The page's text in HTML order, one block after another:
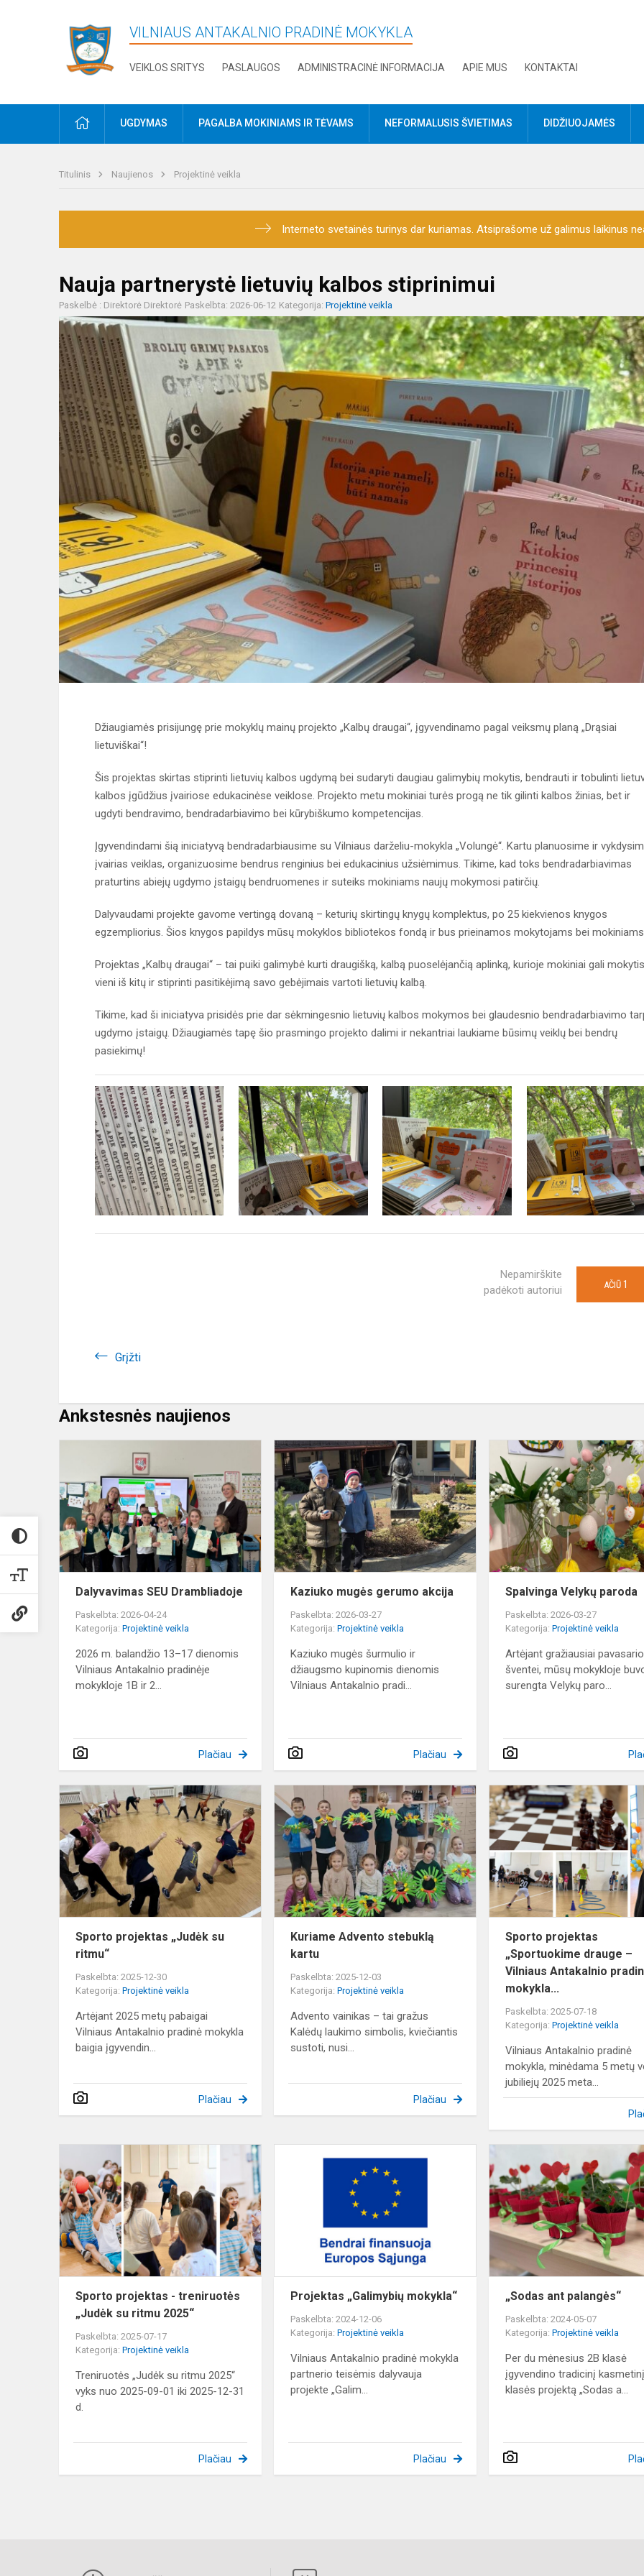
VILNIAUS ANTAKALNIO PRADINĖ MOKYKLA
VEIKLOS SRITYS PASLAUGOS ADMINISTRACINĖ INFORMACIJA APIE MUS KONTAKTAI
PRADŽIAUGDYMAS PAGALBA MOKINIAMS IR TĖVAMS NEFORMALUSIS ŠVIETIMAS DIDŽIUOJAMĖS
Titulinis Naujienos Projektinė veikla
Interneto svetainės turinys dar kuriamas. Atsiprašome už galimus laikinus
Nauja partnerystė lietuvių kalbos stiprinimui
Paskelbė : Direktorė Direktorė Paskelbta: 2026-06-12 Kategorija: Projektinė veikla
Džiaugiamės prisijungę prie mokyklų mainų projekto „Kalbų draugai“, įgyvendinamo pagal veiksmų planą „Drąsiai
lietuviškai“!
Šis projektas skirtas stiprinti lietuvių kalbos ugdymą bei sudaryti daugiau galimybių mokytis, bendrauti ir tobulinti
kalbos įgūdžius įvairiose edukacinėse veiklose. Projekto metu mokiniai turės progą ne tik gilinti kalbos žinias, bet ir
ugdyti bendravimo, bendradarbiavimo bei kūrybiškumo kompetencijas.
Įgyvendindami šią iniciatyvą bendradarbiausime su Vilniaus darželiu-mokykla „Volungė“. Kartu planuosime ir
įvairias veiklas, organizuosime bendrus renginius bei edukacinius užsiėmimus. Tikime, kad toks bendradarbiavimas
praturtins abiejų ugdymo įstaigų bendruomenes ir suteiks mokiniams naujų mokymosi patirčių.
Dalyvaudami projekte gavome vertingą dovaną – keturių skirtingų knygų komplektus, po 25 kiekvienos knygos
egzempliorius. Šios knygos papildys mūsų mokyklos bibliotekos fondą ir bus prieinamos mokytojams bei
Projektas „Kalbų draugai“ – tai puiki galimybė kurti draugišką, kalbą puoselėjančią aplinką, kurioje mokiniai gali mokytis
vieni iš kitų ir stiprinti pasitikėjimą savo gebėjimais vartoti lietuvių kalbą.
Tikime, kad ši iniciatyva prisidės prie dar sėkmingesnio lietuvių kalbos mokymos bei glaudesnio bendradarbiavimo
ugdymo įstaigų. Džiaugiamės tapę šio prasmingo projekto dalimi ir nekantriai laukiame būsimų veiklų bei bendrų
pasiekimų!
Nepamirškite
padėkoti autoriui
AČIŪ 1
Grįžti
Ankstesnės naujienos
Dalyvavimas
SEU
Drambliadoje
Dalyvavimas SEU Drambliadoje
Paskelbta: 2026-04-24
Kategorija: Projektinė veikla
2026 m. balandžio 13–17 dienomis
Vilniaus Antakalnio pradinėje
mokykloje 1B ir 2...
Plačiau
Kaziuko
mugės
gerumo
akcija
Kaziuko mugės gerumo akcija
Paskelbta: 2026-03-27
Kategorija:Projektinė veikla
Kaziuko mugės šurmulio ir
džiaugsmo kupinomis dienomis
Vilniaus Antakalnio pradi...
Plačiau
Spalvinga Velykų paroda
Paskelbta: 2026-03-27
Kategorija:Projektinė veikla
Artėjant gražiausiai pavasario
šventei, mūsų mokykloje
surengta Velykų paro...
Sporto
projektas
„Judėk
ritmu“
Sporto projektas „Judėk su
ritmu“
Paskelbta: 2025-12-30
Kategorija: Projektinė veikla
Artėjant 2025 metų pabaigai
Vilniaus Antakalnio pradinė mokykla
baigia įgyvendin...
Plačiau
Kuriame
Advento
stebuklą
kartu
Kuriame Advento stebuklą
kartu
Paskelbta: 2025-12-03
Kategorija:Projektinė veikla
Advento vainikas – tai gražus
Kalėdų laukimo simbolis, kviečiantis
sustoti, nusi...
Plačiau
Sporto projektas
„Sportuokime drauge –
Vilniaus Antakalnio
mokykla...
Paskelbta: 2025-07-18
Kategorija:Projektinė veikla
Vilniaus Antakalnio pradinė
mokykla, minėdama 5 metų
jubiliejų 2025 meta...
-
treniruotės
„Judėk
su
ritmu
2025“
Sporto projektas - treniruotės
„Judėk su ritmu 2025“
Paskelbta: 2025-07-17
Kategorija: Projektinė veikla
Treniruotės „Judėk su ritmu 2025“
vyks nuo 2025-09-01 iki 2025-12-31
d.
Plačiau
„Galimybių
mokykla“
Projektas „Galimybių mokykla“
Paskelbta: 2024-12-06
Kategorija:Projektinė veikla
Vilniaus Antakalnio pradinė mokykla
partnerio teisėmis dalyvauja
projekte „Galim...
Plačiau
„Sodas ant palangės“
Paskelbta: 2024-05-07
Kategorija:Projektinė veikla
Per du mėnesius 2B klasė
įgyvendino tradicinį
klasės projektą „Sodas a...